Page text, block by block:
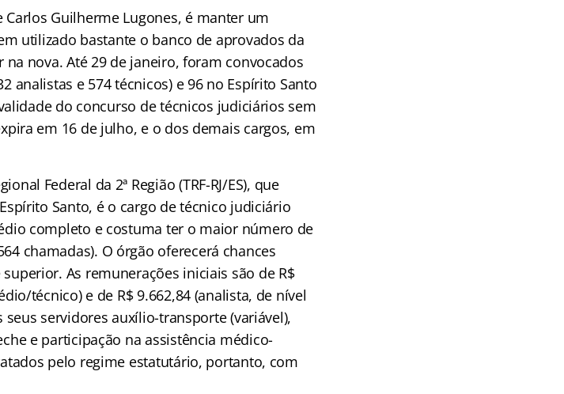
Guilherme Lugones, é manter um
utilizado bastante o banco de aprovados da
na nova. Até 29 de janeiro, foram convocados
analistas e 574 técnicos) e 96 no Espírito Santo
do concurso de técnicos judiciários sem
em 16 de julho, e o dos demais cargos, em
Federal da 2ª Região (TRF-RJ/ES), que
Santo, é o cargo de técnico judiciário
completo e costuma ter o maior número de
chamadas). O órgão oferecerá chances
As remunerações iniciais são de R$
técnico) e de R$ 9.662,84 (analista, de nível
seus servidores auxílio-transporte (variável),
e participação na assistência médico-
pelo regime estatutário, portanto, com